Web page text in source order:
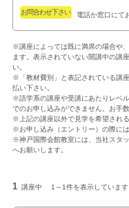
お問合わせ下さい 電話か窓口にて
※講座によっては既に満席の場合や
ます。表示されていない開講中の講
い。
※「教材費別」と表記されている講
払い下さい。
※語学系の講座や受講にあたりレベ
でのお申し込みができません。お手
※上記の講座以外で見学を希望され
※お申し込み（エントリー）の際に
※神戸国際会館教室には、当社スタ
へお願いします。
1 講座中 1～1件を表示しています